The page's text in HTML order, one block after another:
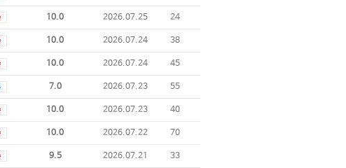
10.0 2026.07.25 24
10.0 2026.07.24 38
10.0 2026.07.24 45
7.0 2026.07.23 55
10.0 2026.07.23 40
10.0 2026.07.22 70
9.5 2026.07.21 33